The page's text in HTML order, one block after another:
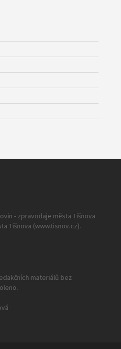
- zpravodaje města Tišnova
Tišnova (www.tisnov.cz).
materiálů bez